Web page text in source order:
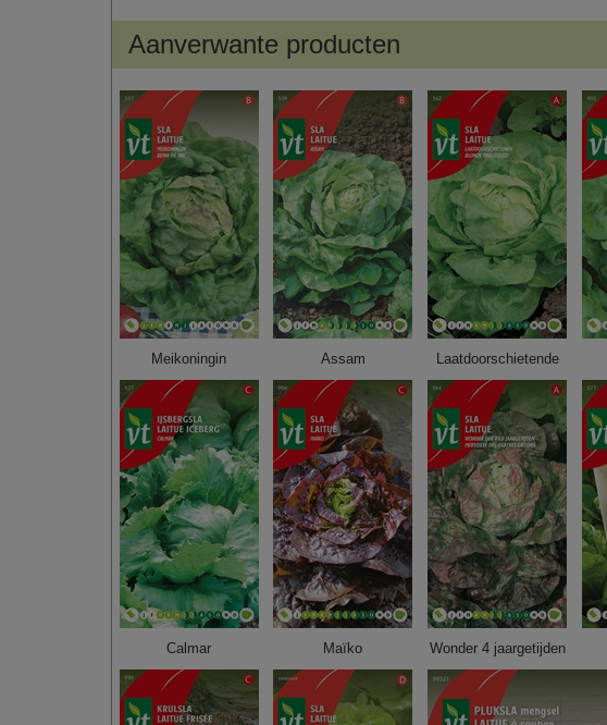
Aanverwante producten
Meikoningin Assam Laatdoorschietende
Calmar Maïko Wonder 4 jaargetijden